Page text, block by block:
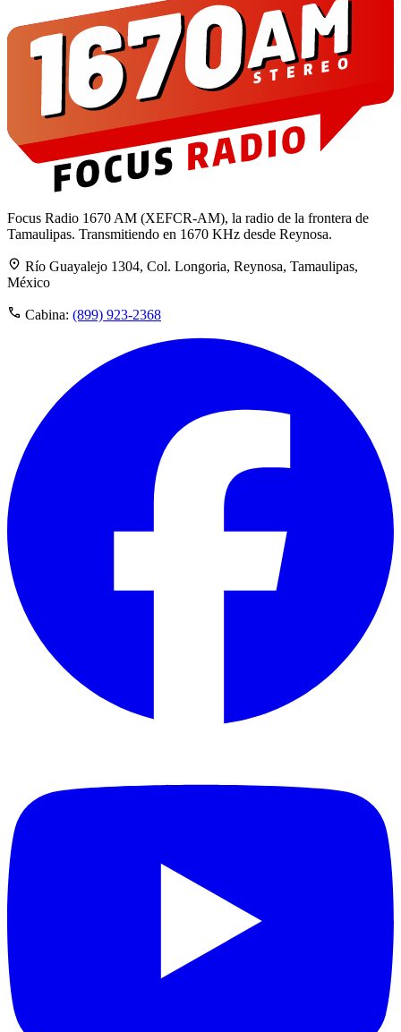
Focus Radio 1670 AM (XEFCR-AM), la radio de la frontera de
Tamaulipas. Transmitiendo en 1670 KHz desde Reynosa.
Río Guayalejo 1304, Col. Longoria, Reynosa, Tamaulipas,
México
Cabina: (899) 923-2368